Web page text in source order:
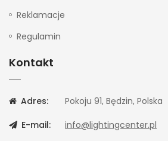
Reklamacje
Regulamin
Kontakt
Adres:
Pokoju 91, Będzin, Polska
E-mail:
info@lightingcenter.pl